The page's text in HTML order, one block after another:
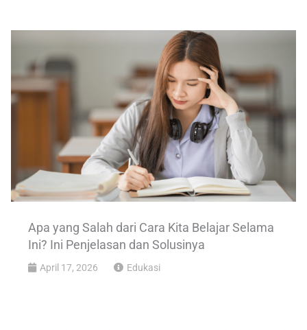
Apa yang Salah dari Cara Kita Belajar Selama
Ini? Ini Penjelasan dan Solusinya
April 17, 2026 Edukasi